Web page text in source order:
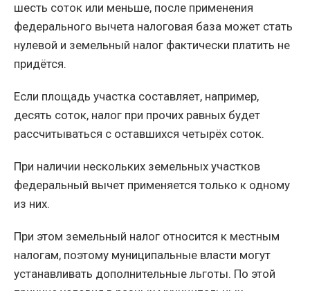
шесть соток или меньше, после применения
федерального вычета налоговая база может стать
нулевой и земельный налог фактически платить не
придётся.
Если площадь участка составляет, например,
десять соток, налог при прочих равных будет
рассчитываться с оставшихся четырёх соток.
При наличии нескольких земельных участков
федеральный вычет применяется только к одному
из них.
При этом земельный налог относится к местным
налогам, поэтому муниципальные власти могут
устанавливать дополнительные льготы. По этой